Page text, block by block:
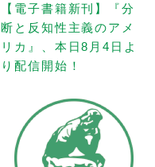
【電子書籍新刊】『分
断と反知性主義のアメ
リカ』、本日8月4日よ
り配信開始！